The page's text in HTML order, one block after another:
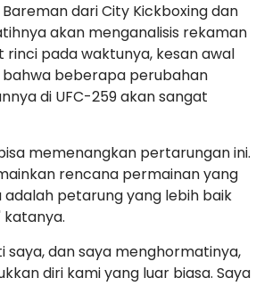
dari City Kickboxing dan
akan menganalisis rekaman
rinci pada waktunya, kesan awal
bahwa beberapa perubahan
di UFC-259 akan sangat
memenangkan pertarungan ini.
rencana permainan yang
adalah petarung yang lebih baik
katanya.
saya, dan saya menghormatinya,
diri kami yang luar biasa. Saya